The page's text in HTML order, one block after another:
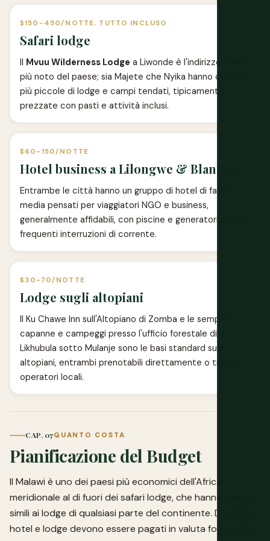
$150-450/NOTTE, TUTTO INCLUSO
Safari lodge
Il Mvuu Wilderness Lodge a Liwonde è l'indirizzo safari
più noto del paese; sia Majete che Nyika hanno opzioni
più piccole di lodge e campi tendati, tipicamente
prezzate con pasti e attività inclusi.
$60-150/NOTTE
Hotel business a Lilongwe & Blantyre
Entrambe le città hanno un gruppo di hotel di fascia
media pensati per viaggiatori NGO e business,
generalmente affidabili, con piscine e generatori per le
frequenti interruzioni di corrente.
$30-70/NOTTE
Lodge sugli altopiani
Il Ku Chawe Inn sull'Altopiano di Zomba e le semplici
capanne e campeggi presso l'ufficio forestale di
Likhubula sotto Mulanje sono le basi standard sugli
altopiani, entrambi prenotabili direttamente o tramite
operatori locali.
CAP. 07QUANTO COSTA
Pianificazione del Budget
Il Malawi è uno dei paesi più economici dell'Africa
meridionale al di fuori dei safari lodge, che hanno prezzi
simili ai lodge di qualsiasi parte del continente. Dal 2026,
hotel e lodge devono essere pagati in valuta forte, USD,